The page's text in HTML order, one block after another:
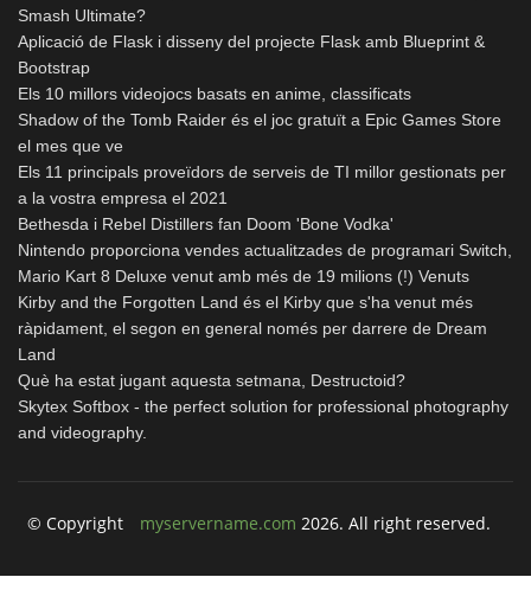
Smash Ultimate?
Aplicació de Flask i disseny del projecte Flask amb Blueprint &
Bootstrap
Els 10 millors videojocs basats en anime, classificats
Shadow of the Tomb Raider és el joc gratuït a Epic Games Store
el mes que ve
Els 11 principals proveïdors de serveis de TI millor gestionats per
a la vostra empresa el 2021
Bethesda i Rebel Distillers fan Doom 'Bone Vodka'
Nintendo proporciona vendes actualitzades de programari Switch,
Mario Kart 8 Deluxe venut amb més de 19 milions (!) Venuts
Kirby and the Forgotten Land és el Kirby que s'ha venut més
ràpidament, el segon en general només per darrere de Dream
Land
Què ha estat jugant aquesta setmana, Destructoid?
Skytex Softbox - the perfect solution for professional photography
and videography.
© Copyright myservername.com 2026. All right reserved.